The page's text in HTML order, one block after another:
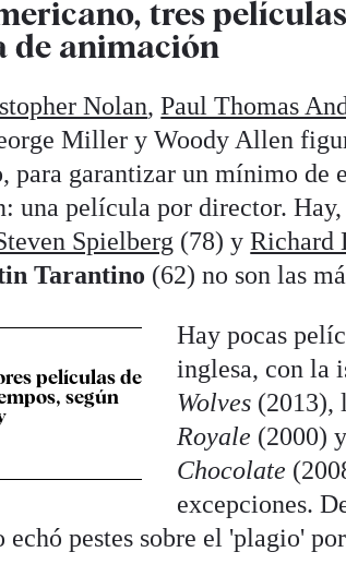
tres
de animación
Nolan,Paul Thomas
Miller y Woody Allen
garantizar un mínimo de
una película por director.
Spielberg (78) yRichard
Tarantino (62) no son las
películas de
según
Hay pocas
inglesa, con la
Wolves (2013),
Royale (2000)
Chocolate
excepciones.
echó pestes sobre el 'plagio'